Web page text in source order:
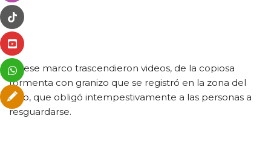
En ese marco trascendieron videos, de la copiosa
tormenta con granizo que se registró en la zona del
lago, que obligó intempestivamente a las personas a
resguardarse.